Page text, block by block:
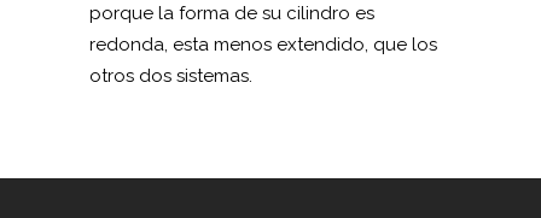
porque la forma de su cilindro es
redonda, esta menos extendido, que los
otros dos sistemas.